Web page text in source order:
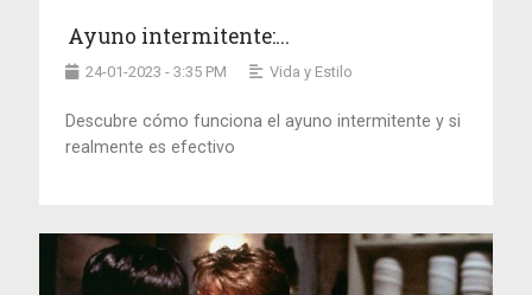
Ayuno intermitente:...
24-01-2023 - 3:35 PM Vida y Estilo
Descubre cómo funciona el ayuno intermitente y si
realmente es efectivo